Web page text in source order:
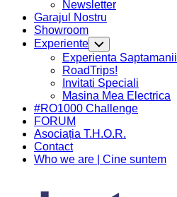
Newsletter
Current
Page
Parent
Garajul Nostru
Showroom
Experiente Toggle
Child
Menu
Current
Page
Parent
Experienta Saptamanii
RoadTrips!
Invitati Speciali
Masina Mea Electrica
#RO1000 Challenge
FORUM
Asociația T.H.O.R.
Contact
Who we are | Cine suntem